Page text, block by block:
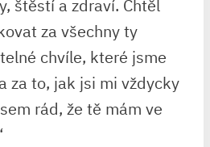
štěstí‌ a zdraví. Chtěl
za všechny ty
chvíle, které jsme
za to, jak jsi mi vždycky‌
‍rád, že tě mám ve